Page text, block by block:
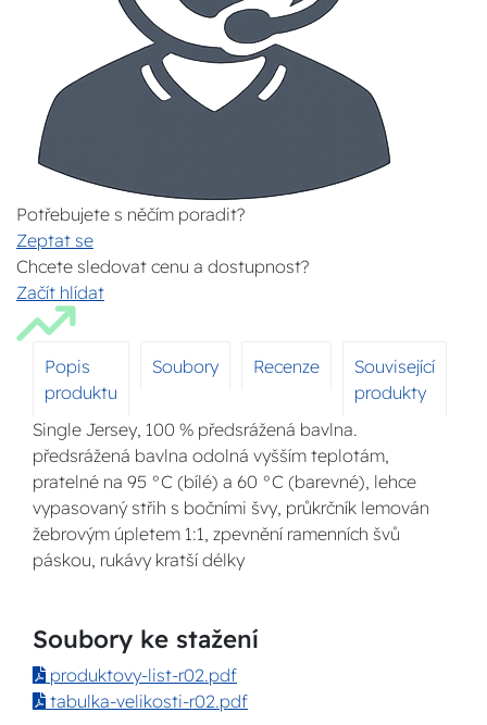
Potřebujete s něčím poradit?
Zeptat se
Chcete sledovat cenu a dostupnost?
Začít hlídat
Popis
produktu
Soubory Recenze
Související
produkty
Single Jersey, 100 % předsrážená bavlna.
předsrážená bavlna odolná vyšším teplotám,
pratelné na 95 °C (bílé) a 60 °C (barevné), lehce
vypasovaný střih s bočními švy, průkrčník lemován
žebrovým úpletem 1:1, zpevnění ramenních švů
páskou, rukávy kratší délky
Soubory ke stažení
produktovy-list-r02.pdf
tabulka-velikosti-r02.pdf